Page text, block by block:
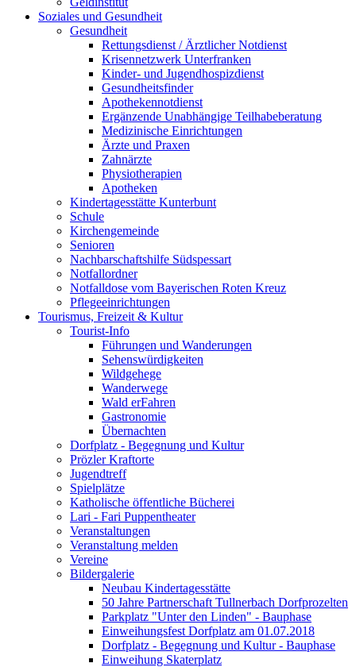
Soziales und Gesundheit
Gesundheit
Rettungsdienst / Ärztlicher Notdienst
Krisennetzwerk Unterfranken
Kinder- und Jugendhospizdienst
Gesundheitsfinder
Apothekennotdienst
Ergänzende Unabhängige Teilhabeberatung
Medizinische Einrichtungen
Ärzte und Praxen
Zahnärzte
Physiotherapien
Apotheken
Kindertagesstätte Kunterbunt
Schule
Kirchengemeinde
Senioren
Nachbarschaftshilfe Südspessart
Notfallordner
Notfalldose vom Bayerischen Roten Kreuz
Pflegeeinrichtungen
Tourismus, Freizeit & Kultur
Tourist-Info
Führungen und Wanderungen
Sehenswürdigkeiten
Wildgehege
Wanderwege
Wald erFahren
Gastronomie
Übernachten
Dorfplatz - Begegnung und Kultur
Prözler Kraftorte
Jugendtreff
Spielplätze
Katholische öffentliche Bücherei
Lari - Fari Puppentheater
Veranstaltungen
Veranstaltung melden
Vereine
Bildergalerie
Neubau Kindertagesstätte
50 Jahre Partnerschaft Tullnerbach Dorfprozelten
Parkplatz "Unter den Linden" - Bauphase
Einweihungsfest Dorfplatz am 01.07.2018
Dorfplatz - Begegnung und Kultur - Bauphase
Einweihung Skaterplatz